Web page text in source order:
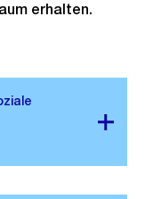
erhalten.